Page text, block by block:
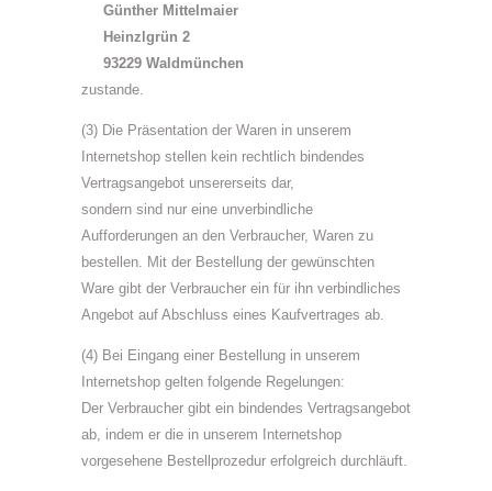
Günther Mittelmaier
Heinzlgrün 2
93229 Waldmünchen
zustande.
(3) Die Präsentation der Waren in unserem
Internetshop stellen kein rechtlich bindendes
Vertragsangebot unsererseits dar,
sondern sind nur eine unverbindliche
Aufforderungen an den Verbraucher, Waren zu
bestellen. Mit der Bestellung der gewünschten
Ware gibt der Verbraucher ein für ihn verbindliches
Angebot auf Abschluss eines Kaufvertrages ab.
(4) Bei Eingang einer Bestellung in unserem
Internetshop gelten folgende Regelungen:
Der Verbraucher gibt ein bindendes Vertragsangebot
ab, indem er die in unserem Internetshop
vorgesehene Bestellprozedur erfolgreich durchläuft.